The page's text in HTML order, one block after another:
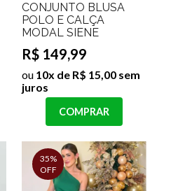
CONJUNTO BLUSA
POLO E CALÇA
MODAL SIENE
R$ 149,99
ou 10x de R$ 15,00 sem
juros
COMPRAR
35%
OFF